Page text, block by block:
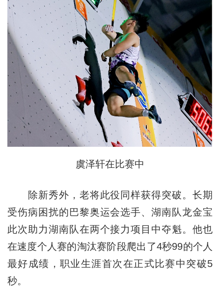
虞泽轩在比赛中
除新秀外，老将此役同样获得突破。长期
受伤病困扰的巴黎奥运会选手、湖南队龙金宝
此次助力湖南队在两个接力项目中夺魁。他也
在速度个人赛的淘汰赛阶段爬出了4秒99的个人
最好成绩，职业生涯首次在正式比赛中突破5
秒。